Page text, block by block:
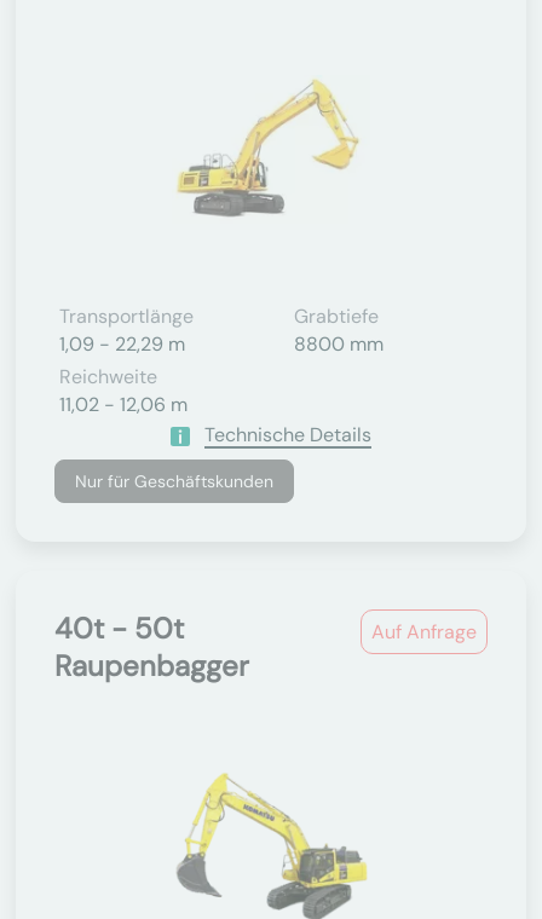
Transportlänge
1,09 - 22,29 m
Grabtiefe
8800 mm
Reichweite
11,02 - 12,06 m
Technische Details
Nur für Geschäftskunden
Auf Anfrage
40t - 50t
Raupenbagger